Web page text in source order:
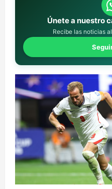
Únete a nuestro
Recibe las noticias